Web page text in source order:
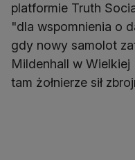
platformie Truth
"dla wspomnienia o
gdy nowy samolot
Mildenhall w
tam żołnierze sił